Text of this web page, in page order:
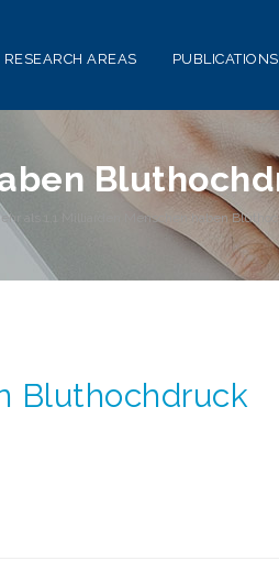
RESEARCH AREAS PUBLICATIONS
als 1,1 Milliarden Menschen haben
Bluthochdruck